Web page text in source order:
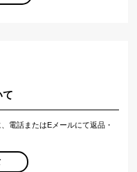
て
電話またはEメールにて返品・